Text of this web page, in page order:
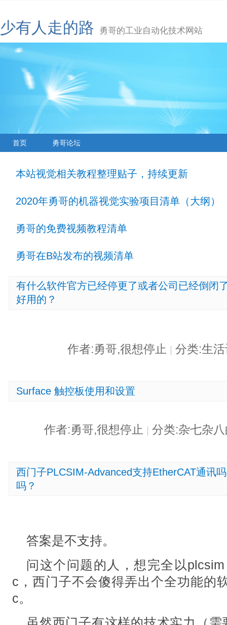
少有人走的路 勇哥的工业自动化技术网站
首页 勇哥论坛
本站视觉相关教程整理贴子，持续更新
2020年勇哥的机器视觉实验项目清单（大纲）
勇哥的免费视频教程清单
勇哥在B站发布的视频清单
有什么软件官方已经停更了或者公司已经倒闭
好用的？
作者:勇哥,很想停止 分类:生
Surface 触控板使用和设置
作者:勇哥,很想停止 分类:杂七杂
西门子PLCSIM-Advanced支持EtherCAT通讯
吗？
答案是不支持。
问这个问题的人，想完全以
c，西门子不会傻得弄出个全功能的
c。